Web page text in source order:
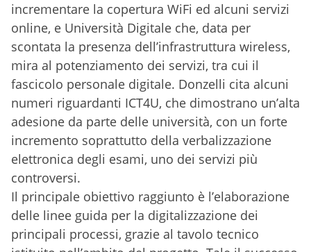
incrementare la copertura WiFi ed alcuni servizi
online, e Università Digitale che, data per
scontata la presenza dell’infrastruttura wireless,
mira al potenziamento dei servizi, tra cui il
fascicolo personale digitale. Donzelli cita alcuni
numeri riguardanti ICT4U, che dimostrano un’alta
adesione da parte delle università, con un forte
incremento soprattutto della verbalizzazione
elettronica degli esami, uno dei servizi più
controversi.
Il principale obiettivo raggiunto è l’elaborazione
delle linee guida per la digitalizzazione dei
principali processi, grazie al tavolo tecnico